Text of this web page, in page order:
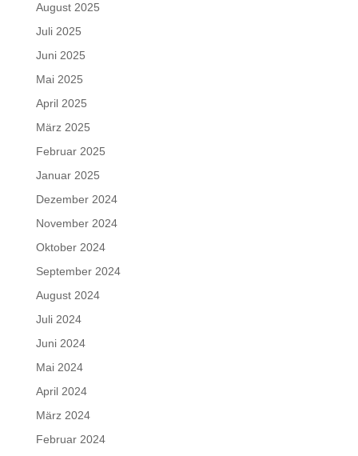
August 2025
Juli 2025
Juni 2025
Mai 2025
April 2025
März 2025
Februar 2025
Januar 2025
Dezember 2024
November 2024
Oktober 2024
September 2024
August 2024
Juli 2024
Juni 2024
Mai 2024
April 2024
März 2024
Februar 2024